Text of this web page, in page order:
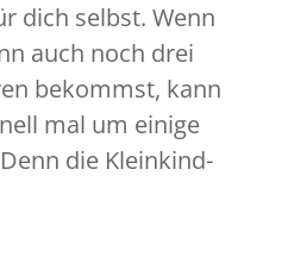
dich selbst. Wenn
auch noch drei
bekommst, kann
mal um einige
die Kleinkind-